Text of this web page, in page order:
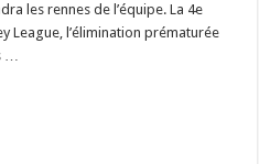
les rennes de l’équipe. La 4e
League, l’élimination prématurée
…